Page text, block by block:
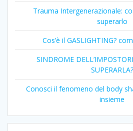
Trauma Intergenerazionale:
superarlo
Cos’è il GASLIGHTING?
SINDROME
SUPERARLA?
Conosci il fenomeno del body
insieme